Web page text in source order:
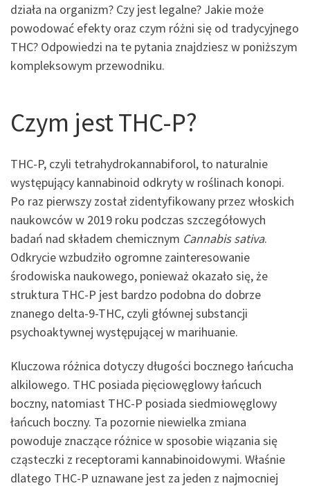
działa na organizm? Czy jest legalne? Jakie może
powodować efekty oraz czym różni się od tradycyjnego
THC? Odpowiedzi na te pytania znajdziesz w poniższym
kompleksowym przewodniku.
Czym jest THC-P?
THC-P, czyli tetrahydrokannabiforol, to naturalnie
występujący kannabinoid odkryty w roślinach konopi.
Po raz pierwszy został zidentyfikowany przez włoskich
naukowców w 2019 roku podczas szczegółowych
badań nad składem chemicznym Cannabis sativa.
Odkrycie wzbudziło ogromne zainteresowanie
środowiska naukowego, ponieważ okazało się, że
struktura THC-P jest bardzo podobna do dobrze
znanego delta-9-THC, czyli głównej substancji
psychoaktywnej występującej w marihuanie.
Kluczowa różnica dotyczy długości bocznego łańcucha
alkilowego. THC posiada pięciowęglowy łańcuch
boczny, natomiast THC-P posiada siedmiowęglowy
łańcuch boczny. Ta pozornie niewielka zmiana
powoduje znaczące różnice w sposobie wiązania się
cząsteczki z receptorami kannabinoidowymi. Właśnie
dlatego THC-P uznawane jest za jeden z najmocniej